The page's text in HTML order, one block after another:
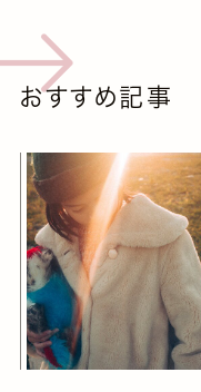
おすすめ記事